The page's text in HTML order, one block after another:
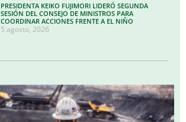
PRESIDENTA KEIKO FUJIMORI LIDERÓ SEGUNDA
SESIÓN DEL CONSEJO DE MINISTROS PARA
COORDINAR ACCIONES FRENTE A EL NIÑO
5 agosto, 2026